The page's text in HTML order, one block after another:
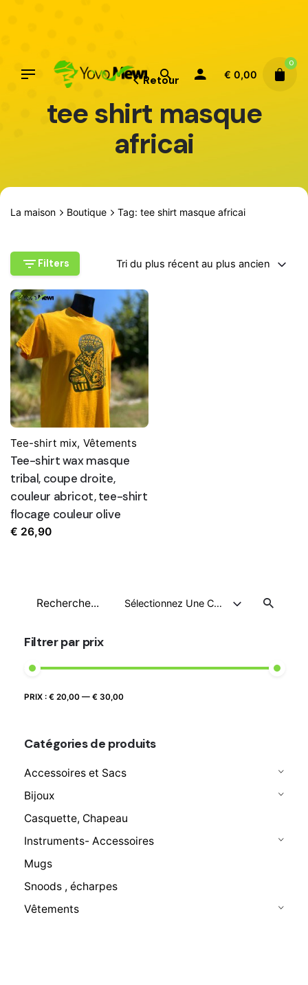
€ 0,00
0
Retour
tee shirt masque
africai
La maison Boutique Tag: tee shirt masque africai
Filters Tri du plus récent au plus ancien
Recherche
Sélectionnez Une Catégorie
Filtrer par prix
Prix
Prix
PRIX : € 20,00 — € 30,00
Catégories de produits
Accessoires et Sacs
Bijoux
Casquette, Chapeau
Instruments- Accessoires
Mugs
Snoods , écharpes
Vêtements
Tee-shirt mix, Vêtements
Tee-shirt wax masque
tribal, coupe droite,
couleur abricot, tee-shirt
flocage couleur olive
€ 26,90